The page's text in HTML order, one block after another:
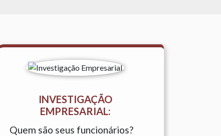
INVESTIGAÇÃO
EMPRESARIAL:
Quem são seus funcionários?